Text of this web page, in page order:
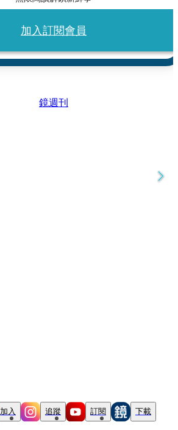
加入訂閱會員
鏡週刊
加入 追蹤 訂閱 下載